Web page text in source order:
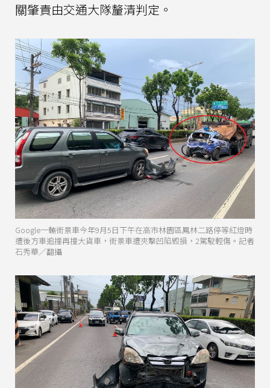
關肇責由交通大隊釐清判定。
Google一輛街景車今年9月5日下午在高市林園區鳳林二路停等紅燈時
遭後方車追撞再撞大貨車，街景車遭夾擊凹陷毀損，2駕駛輕傷。記者
石秀華／翻攝